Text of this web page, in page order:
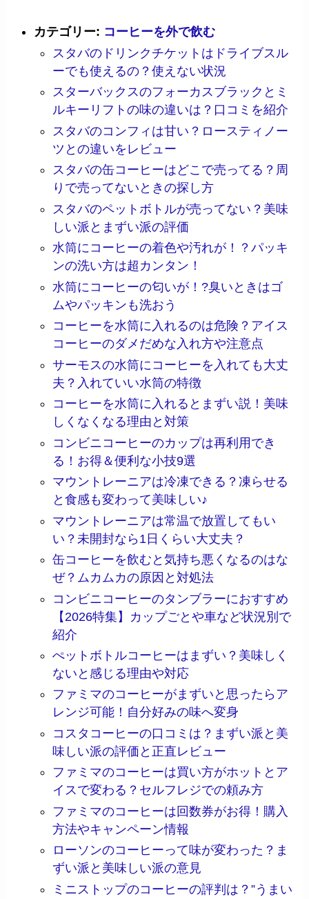
カテゴリー: コーヒーを外で飲む
スタバのドリンクチケットはドライブスル
ーでも使えるの？使えない状況
スターバックスのフォーカスブラックとミ
ルキーリフトの味の違いは？口コミを紹介
スタバのコンフィは甘い？ロースティノー
ツとの違いをレビュー
スタバの缶コーヒーはどこで売ってる？周
りで売ってないときの探し方
スタバのペットボトルが売ってない？美味
しい派とまずい派の評価
水筒にコーヒーの着色や汚れが！？パッキ
ンの洗い方は超カンタン！
水筒にコーヒーの匂いが！?臭いときはゴ
ムやパッキンも洗おう
コーヒーを水筒に入れるのは危険？アイス
コーヒーのダメだめな入れ方や注意点
サーモスの水筒にコーヒーを入れても大丈
夫？入れていい水筒の特徴
コーヒーを水筒に入れるとまずい説！美味
しくなくなる理由と対策
コンビニコーヒーのカップは再利用でき
る！お得＆便利な小技9選
マウントレーニアは冷凍できる？凍らせる
と食感も変わって美味しい♪
マウントレーニアは常温で放置してもい
い？未開封なら1日くらい大丈夫？
缶コーヒーを飲むと気持ち悪くなるのはな
ぜ？ムカムカの原因と対処法
コンビニコーヒーのタンブラーにおすすめ
【2026特集】カップごとや車など状況別で
紹介
ぺットボトルコーヒーはまずい？美味しく
ないと感じる理由や対応
ファミマのコーヒーがまずいと思ったらア
レンジ可能！自分好みの味へ変身
コスタコーヒーの口コミは？まずい派と美
味しい派の評価と正直レビュー
ファミマのコーヒーは買い方がホットとア
イスで変わる？セルフレジでの頼み方
ファミマのコーヒーは回数券がお得！購入
方法やキャンペーン情報
ローソンのコーヒーって味が変わった？ま
ずい派と美味しい派の意見
ミニストップのコーヒーの評判は？”うまい